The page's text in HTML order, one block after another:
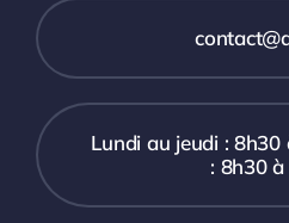
Lundi au jeudi : 8h30
: 8h30